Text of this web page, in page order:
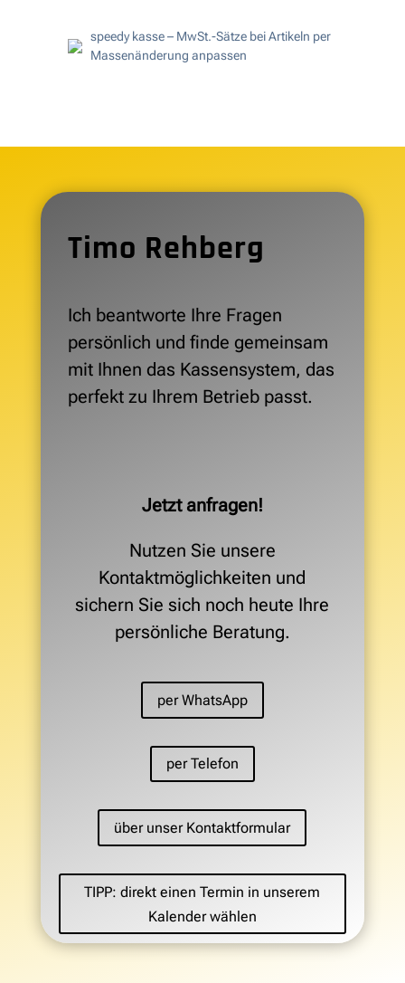
speedy kasse – MwSt.-Sätze bei Artikeln per
Massenänderung anpassen
Timo Rehberg
Ich beantworte Ihre Fragen
persönlich und finde gemeinsam
mit Ihnen das Kassensystem, das
perfekt zu Ihrem Betrieb passt.
Jetzt anfragen!
Nutzen Sie unsere
Kontaktmöglichkeiten und
sichern Sie sich noch heute Ihre
persönliche Beratung.
per WhatsApp
per Telefon
über unser Kontaktformular
TIPP: direkt einen Termin in unserem
Kalender wählen